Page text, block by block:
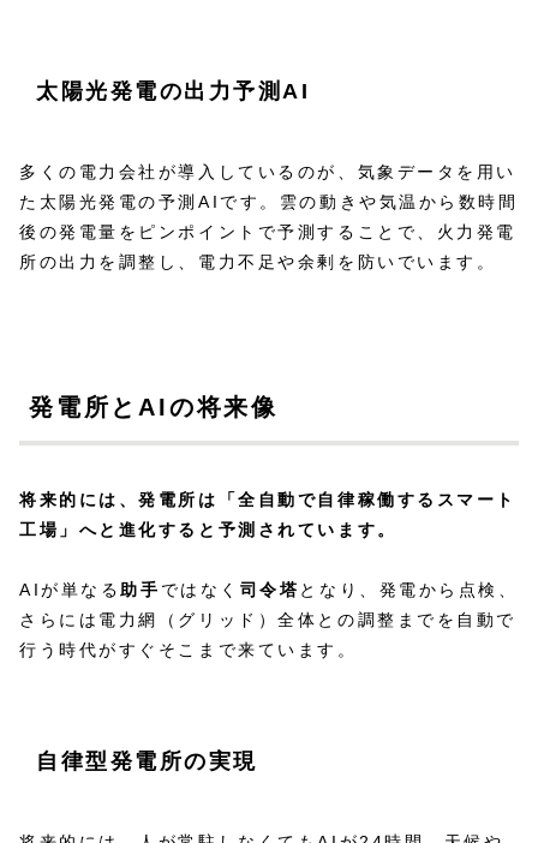
太陽光発電の出力予測AI
多くの電力会社が導入しているのが、気象データを用い
た太陽光発電の予測AIです。雲の動きや気温から数時間
後の発電量をピンポイントで予測することで、火力発電
所の出力を調整し、電力不足や余剰を防いでいます。
発電所とAIの将来像
将来的には、発電所は「全自動で自律稼働するスマート
工場」へと進化すると予測されています。
AIが単なる 助手 ではなく 司令塔 となり、発電から点検、
さらには電力網（グリッド）全体との調整までを自動で
行う時代がすぐそこまで来ています。
自律型発電所の実現